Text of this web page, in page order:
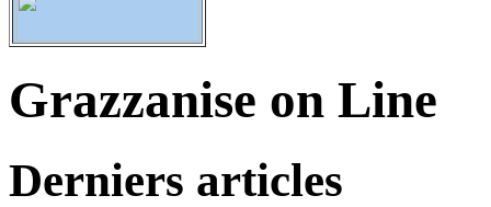
Grazzanise on Line
Derniers articles